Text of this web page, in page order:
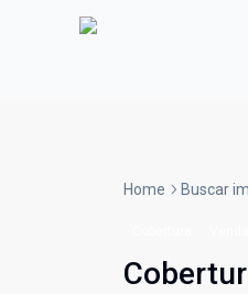
Home Buscar